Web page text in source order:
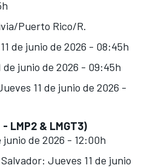
Puerto Rico/R.
de junio de 2026 - 08:45h
junio de 2026 - 09:45h
11 de junio de 2026 -
LMP2 & LMGT3)
junio de 2026 - 12:00h
Jueves 11 de junio